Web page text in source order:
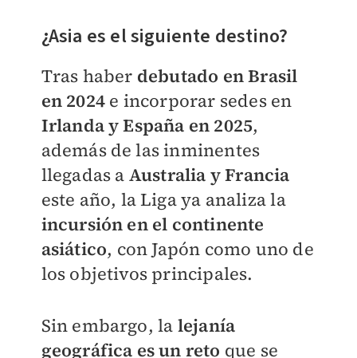
¿Asia es el siguiente destino?
Tras haber debutado en Brasil
en 2024e incorporar sedes en
Irlanda y España en 2025,
además de las inminentes
llegadas a Australia y Francia
este año, la Liga ya analiza la
incursión en el continente
asiático, con Japón como uno de
los objetivos principales.
Sin embargo, la lejanía
geográfica es un reto que se